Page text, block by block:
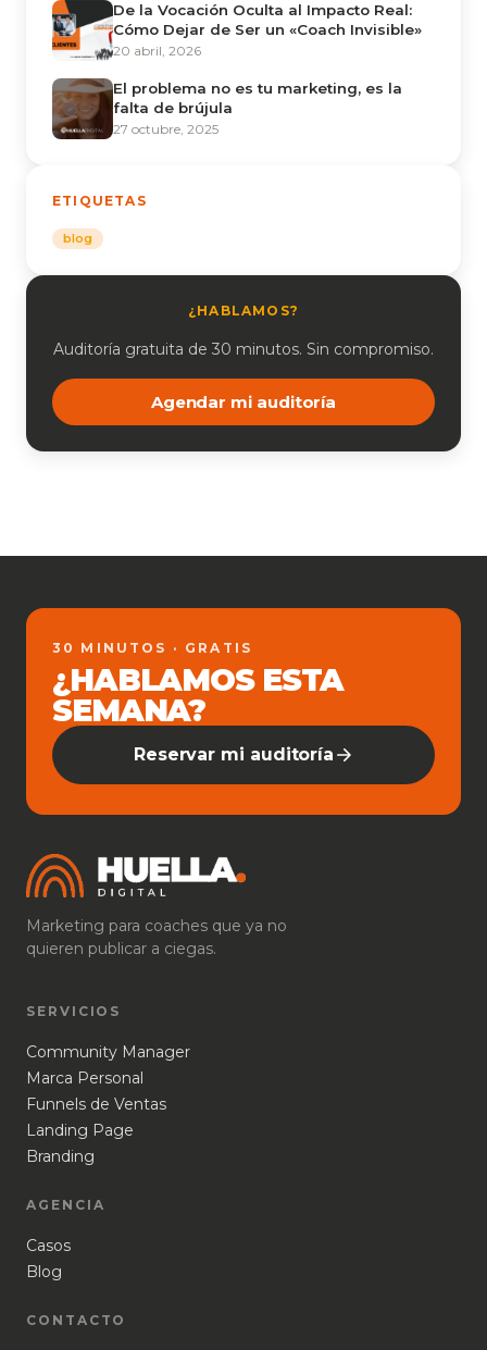
De la Vocación Oculta al Impacto Real:
Cómo Dejar de Ser un «Coach Invisible»
20 abril, 2026
El problema no es tu marketing, es la
falta de brújula
27 octubre, 2025
ETIQUETAS
blog
¿HABLAMOS?
Auditoría gratuita de 30 minutos. Sin compromiso.
Agendar mi auditoría
30 MINUTOS · GRATIS
¿HABLAMOS ESTA
SEMANA?
Reservar mi auditoría
Marketing para coaches que ya no
quieren publicar a ciegas.
SERVICIOS
Community Manager
Marca Personal
Funnels de Ventas
Landing Page
Branding
AGENCIA
Casos
Blog
CONTACTO